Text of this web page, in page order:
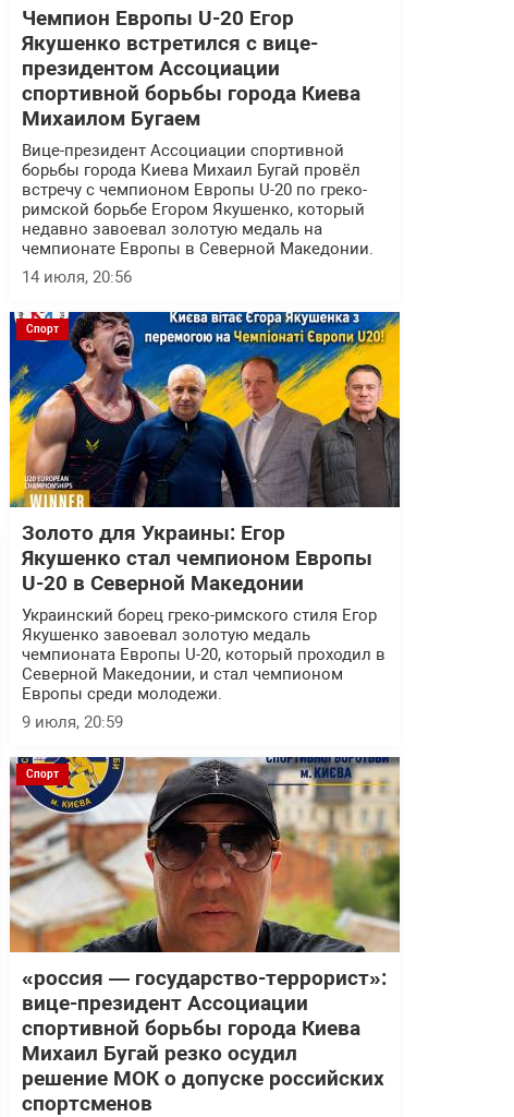
Чемпион Европы U-20 Егор
Якушенко встретился с вице-
президентом Ассоциации
спортивной борьбы города Киева
Михаилом Бугаем
Вице-президент Ассоциации спортивной
борьбы города Киева Михаил Бугай провёл
встречу с чемпионом Европы U-20 по греко-
римской борьбе Егором Якушенко, который
недавно завоевал золотую медаль на
чемпионате Европы в Северной Македонии.
14 июля, 20:56
Спорт
Золото для Украины: Егор
Якушенко стал чемпионом Европы
U-20 в Северной Македонии
Украинский борец греко-римского стиля Егор
Якушенко завоевал золотую медаль
чемпионата Европы U-20, который проходил в
Северной Македонии, и стал чемпионом
Европы среди молодежи.
9 июля, 20:59
Спорт
«россия — государство-террорист»:
вице-президент Ассоциации
спортивной борьбы города Киева
Михаил Бугай резко осудил
решение МОК о допуске российских
спортсменов